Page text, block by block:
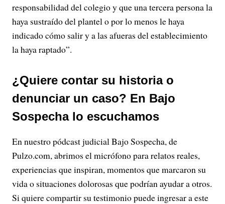
responsabilidad del colegio y que una tercera persona la
haya sustraído del plantel o por lo menos le haya
indicado cómo salir y a las afueras del establecimiento
la haya raptado”.
¿Quiere contar su historia o
denunciar un caso? En Bajo
Sospecha lo escuchamos
En nuestro pódcast judicial Bajo Sospecha, de
Pulzo.com, abrimos el micrófono para relatos reales,
experiencias que inspiran, momentos que marcaron su
vida o situaciones dolorosas que podrían ayudar a otros.
Si quiere compartir su testimonio puede ingresar a este